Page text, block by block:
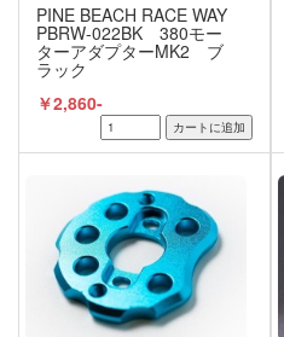
PINE BEACH RACE WAY
PBRW-022BK 380モー
ターアダプターMK2 ブ
ラック
￥2,860-